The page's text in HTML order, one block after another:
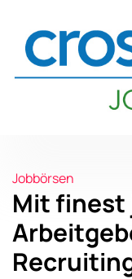
Jobbörsen
Mit finest